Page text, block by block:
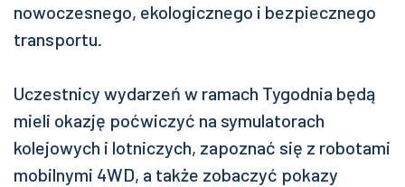
nowoczesnego, ekologicznego i bezpiecznego
transportu.
Uczestnicy wydarzeń w ramach Tygodnia będą
mieli okazję poćwiczyć na symulatorach
kolejowych i lotniczych, zapoznać się z robotami
mobilnymi 4WD, a także zobaczyć pokazy